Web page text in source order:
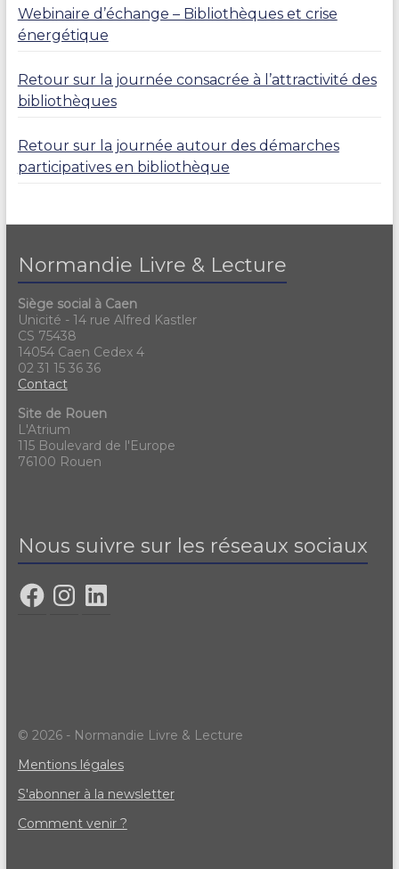
Webinaire d’échange – Bibliothèques et crise
énergétique
Retour sur la journée consacrée à l’attractivité des
bibliothèques
Retour sur la journée autour des démarches
participatives en bibliothèque
Normandie Livre & Lecture
Siège social à Caen
Unicité - 14 rue Alfred Kastler
CS 75438
14054 Caen Cedex 4
02 31 15 36 36
Contact
Site de Rouen
L'Atrium
115 Boulevard de l'Europe
76100 Rouen
Nous suivre sur les réseaux sociaux
© 2026 - Normandie Livre & Lecture
Mentions légales
S'abonner à la newsletter
Comment venir ?